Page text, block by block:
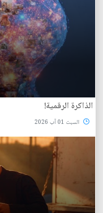
الذاكرة الرقمية!
السبت 01 آب 2026